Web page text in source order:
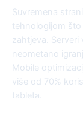
Suvremena
tehnologijom što
zahtjeva.
neometano
Mobile
više od 70%
tableta.